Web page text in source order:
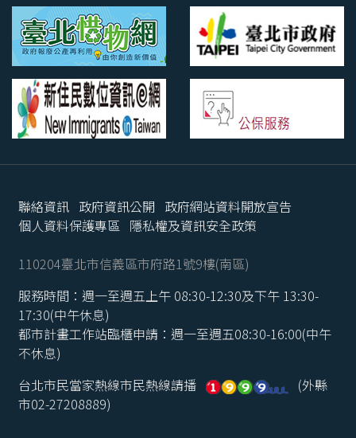
聯絡資訊 政府資訊公開 政府網站資料開放宣告
個人資料保護專區 隱私權及資訊安全政策
110204臺北市信義區市府路1號9樓(南區)
服務時間：週一至週五上午 08:30-12:30及下午 13:30-
17:30(中午休息)
都市計畫工作站臨櫃申請：週一至週五08:30-16:00(中午
不休息)
台北市民當家熱線市民熱線請播
(外縣
市02-27208889)